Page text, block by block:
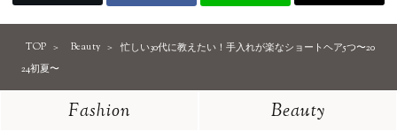
TOP Beauty
忙しい30代に教えたい！手入れが楽なショートヘア5つ〜20
24初夏〜
Fashion
Beauty